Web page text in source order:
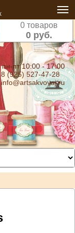
0 товаров
0 руб.
пн-пт 10:00 - 17:00
(925) 527-47-28